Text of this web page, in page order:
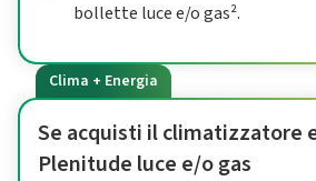
bollette luce e/o gas².
Clima + Energia
Se acquisti il climatizzatore
Plenitude luce e/o gas